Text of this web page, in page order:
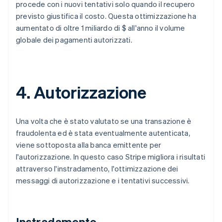
procede con i nuovi tentativi solo quando il recupero
previsto giustifica il costo. Questa ottimizzazione ha
aumentato di oltre 1 miliardo di $ all'anno il volume
globale dei pagamenti autorizzati.
4. Autorizzazione
Una volta che è stato valutato se una transazione è
fraudolenta ed è stata eventualmente autenticata,
viene sottoposta alla banca emittente per
l'autorizzazione. In questo caso Stripe migliora i risultati
attraverso l'instradamento, l'ottimizzazione dei
messaggi di autorizzazione e i tentativi successivi.